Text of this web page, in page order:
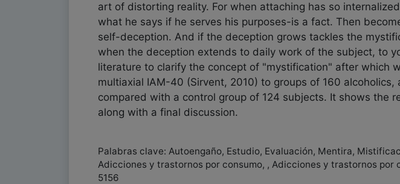
art of distorting reality. For when attaching has so
what he says if he serves his purposes-is a fact. Then
self-deception. And if the deception grows tackles the
when the deception extends to daily work of the subject, to
literature to clarify the concept of "mystification" after which
multiaxial IAM-40 (Sirvent, 2010) to groups of 160
compared with a control group of 124 subjects. It shows the
along with a final discussion.
Palabras clave: Autoengaño, Estudio, Evaluación, Mentira,
Adicciones y trastornos por consumo, , Adicciones y trastornos por
5156